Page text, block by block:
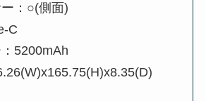
：○(側面)
C
5200mAh